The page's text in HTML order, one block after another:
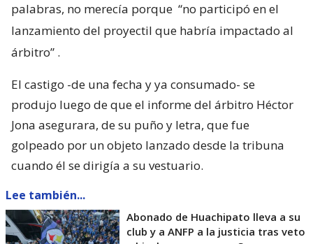
palabras, no merecía porque “no participó en el
lanzamiento del proyectil que habría impactado al
árbitro” .
El castigo -de una fecha y ya consumado- se
produjo luego de que el informe del árbitro Héctor
Jona asegurara, de su puño y letra, que fue
golpeado por un objeto lanzado desde la tribuna
cuando él se dirigía a su vestuario.
Lee también...
Abonado de Huachipato lleva a su
club y a ANFP a la justicia tras veto